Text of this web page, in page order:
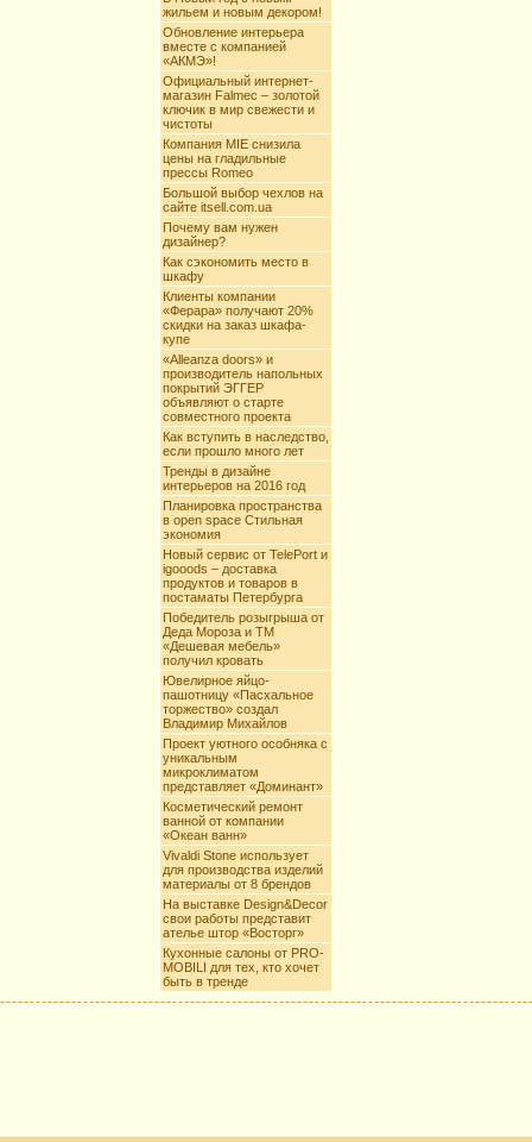
жильем и новым декором!
Обновление интерьера
вместе с компанией
«АКМЭ»!
Официальный интернет-
магазин Falmec – золотой
ключик в мир свежести и
чистоты
Компания MIE снизила
цены на гладильные
прессы Romeo
Большой выбор чехлов на
сайте itsell.com.ua
Почему вам нужен
дизайнер?
Как сэкономить место в
шкафу
Клиенты компании
«Ферара» получают 20%
скидки на заказ шкафа-
купе
«Alleanza doors» и
производитель напольных
покрытий ЭГГЕР
объявляют о старте
совместного проекта
Как вступить в наследство,
если прошло много лет
Тренды в дизайне
интерьеров на 2016 год
Планировка пространства
в open space Стильная
экономия
Новый сервис от TelePort и
igooods – доставка
продуктов и товаров в
постаматы Петербурга
Победитель розыгрыша от
Деда Мороза и ТМ
«Дешевая мебель»
получил кровать
Ювелирное яйцо-
пашотницу «Пасхальное
торжество» создал
Владимир Михайлов
Проект уютного особняка с
уникальным
микроклиматом
представляет «Доминант»
Косметический ремонт
ванной от компании
«Океан ванн»
Vivaldi Stone использует
для производства изделий
материалы от 8 брендов
На выставке Design&Decor
свои работы представит
ателье штор «Восторг»
Кухонные салоны от PRO-
MOBILI для тех, кто хочет
быть в тренде